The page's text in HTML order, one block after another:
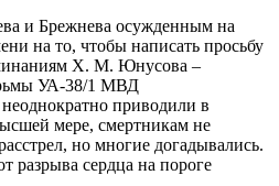
и Брежнева осужденным на
на то, чтобы написать просьбу
Х. М. Юнусова –
УА-38/1 МВД
приводили в
мере, смертникам не
но многие догадывались.
разрыва сердца на пороге